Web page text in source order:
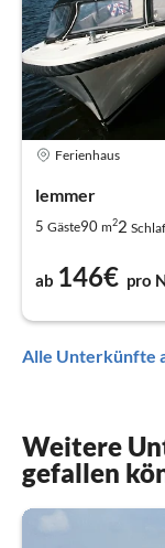
Ferienhaus
lemmer
5 Gäste90 m22
ab 146€ pro
Alle Unterkünfte
Weitere
gefallen